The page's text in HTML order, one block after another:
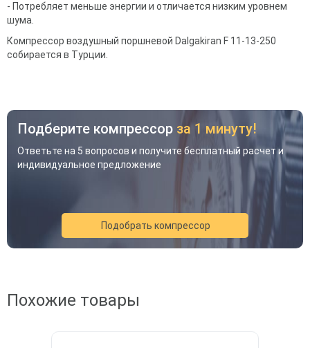
- Потребляет меньше энергии и отличается низким уровнем
шума.
Компрессор воздушный поршневой Dalgakiran F 11-13-250
собирается в Турции.
Подберите компрессор за 1 минуту!
Ответьте на 5 вопросов и получите бесплатный расчет и
индивидуальное предложение
Подобрать компрессор
Похожие товары